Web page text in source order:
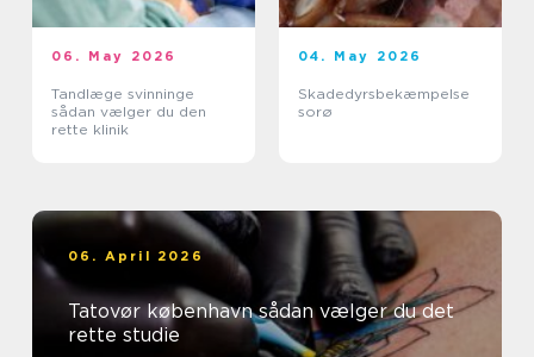
06. May 2026
Tandlæge svinninge
sådan vælger du den
rette klinik
04. May 2026
Skadedyrsbekæmpelse
sorø
06. April 2026
Tatovør københavn sådan vælger du det
rette studie